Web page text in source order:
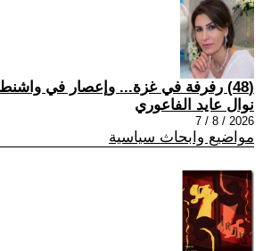
(48) رفرفة في غزة... وإعصار في واشنطن
نوال عايد الفاعوري
2026 / 8 / 7
مواضيع وابحاث سياسية